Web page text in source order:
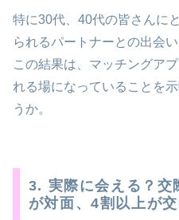
特に30代、40代の皆さんに
られるパートナーとの出会
この結果は、マッチングア
れる場になっていることを
うか。
3. 実際に会える？交
が対面、4割以上が交